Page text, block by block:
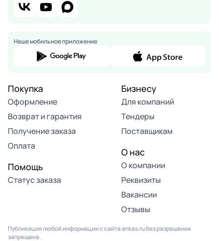
Наше мобильное приложение
Покупка
Оформление
Возврат и гарантия
Получение заказа
Оплата
Помощь
Статус заказа
Бизнесу
Для компаний
Тендеры
Поставщикам
О нас
О компании
Реквизиты
Вакансии
Отзывы
Публикация любой информации с сайта ankas.ru без разрешения
запрещена.